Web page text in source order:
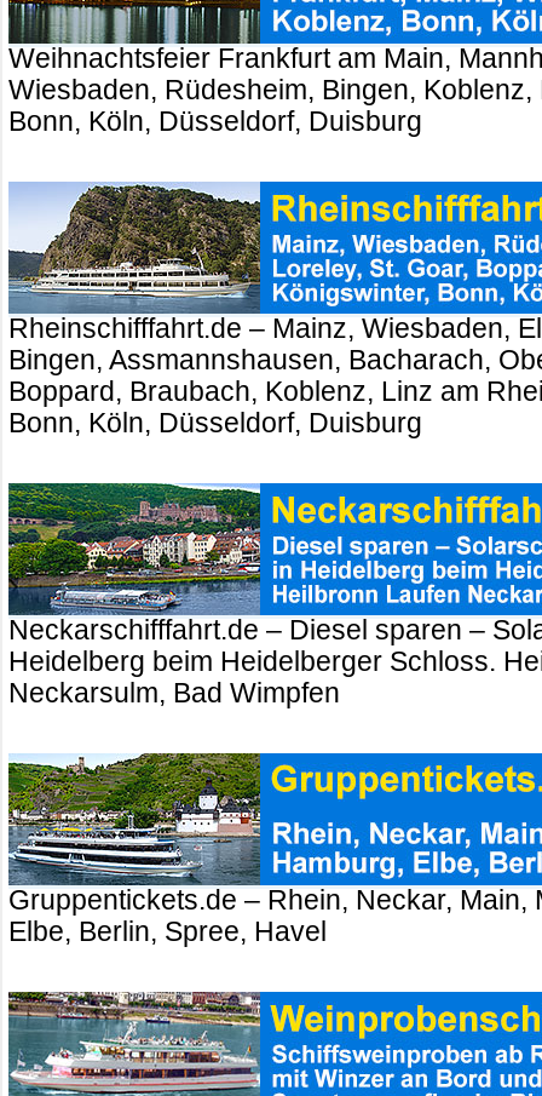
Weihnachtsfeier Frankfurt am Main,
Wiesbaden, Rüdesheim, Bingen, Koblenz,
Bonn, Köln, Düsseldorf, Duisburg
Rheinschifffahrt.de – Mainz, Wiesbaden,
Bingen, Assmannshausen, Bacharach,
Boppard, Braubach, Koblenz, Linz am
Bonn, Köln, Düsseldorf, Duisburg
Neckarschifffahrt.de – Diesel sparen –
Heidelberg beim Heidelberger Schloss.
Neckarsulm, Bad Wimpfen
Gruppentickets.de – Rhein, Neckar, Main,
Elbe, Berlin, Spree, Havel